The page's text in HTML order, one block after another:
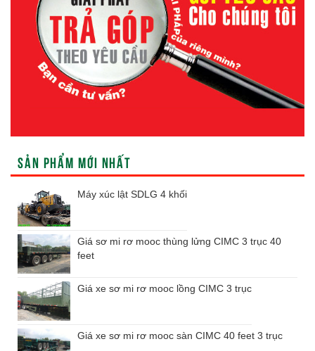
SẢN PHẨM MỚI NHẤT
Máy xúc lật SDLG 4 khối
Giá sơ mi rơ mooc thùng lửng CIMC 3 trục 40
feet
Giá xe sơ mi rơ mooc lồng CIMC 3 trục
Giá xe sơ mi rơ mooc sàn CIMC 40 feet 3 trục